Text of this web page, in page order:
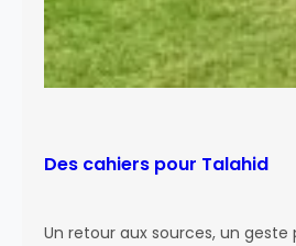
Des cahiers pour Talahid
Un retour aux sources, un geste